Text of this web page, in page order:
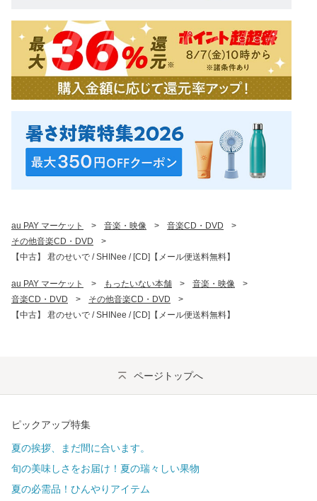
au PAY マーケット > 音楽・映像 > 音楽CD・DVD
>
その他音楽CD・DVD
>
【中古】 君のせいで / SHINee / [CD]【メール便送料無料】
au PAY マーケット > もったいない本舗 > 音楽・映像
>
音楽CD・DVD
> その他音楽CD・DVD
>
【中古】 君のせいで / SHINee / [CD]【メール便送料無料】
ページトップへ
ピックアップ特集
夏の挨拶、まだ間に合います。
旬の美味しさをお届け！夏の瑞々しい果物
夏の必需品！ひんやりアイテム